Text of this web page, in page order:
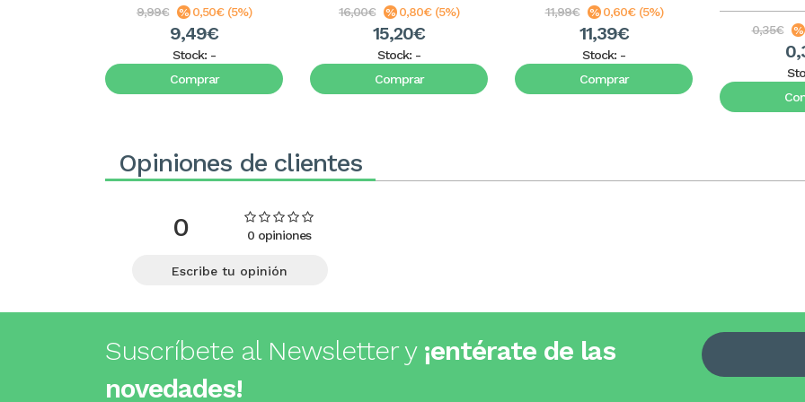
9,99€ 0,50€ (5%)
9,49€
Stock: -
Comprar
16,00€ 0,80€ (5%)
15,20€
Stock: -
Comprar
11,99€ 0,60€ (5%)
11,39€
Stock: -
Comprar
0,35€
Opiniones de clientes
0 0 opiniones
Escribe tu opinión
Suscríbete al Newsletter y ¡entérate de las
novedades!